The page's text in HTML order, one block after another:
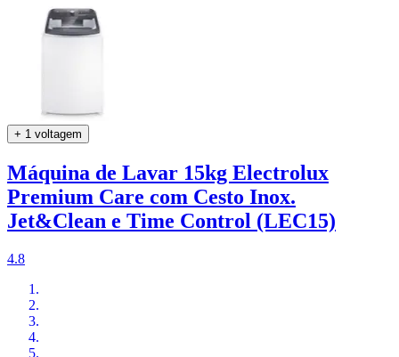
+ 1 voltagem
Máquina de Lavar 15kg Electrolux
Premium Care com Cesto Inox.
Jet&Clean e Time Control (LEC15)
4.8